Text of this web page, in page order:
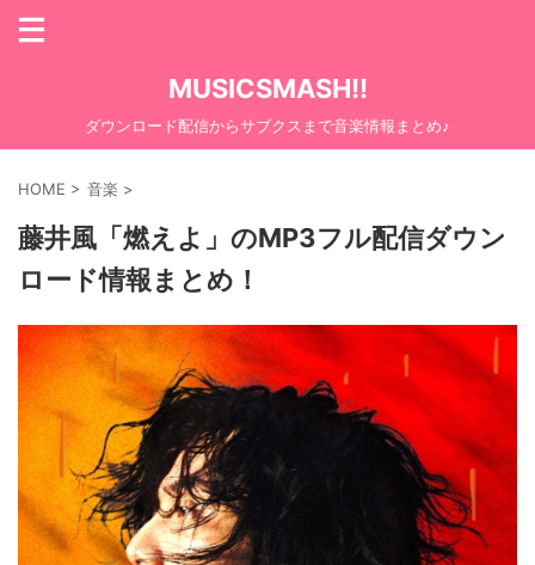
MUSICSMASH!!
ダウンロード配信からサブクスまで音楽情報まとめ♪
HOME > 音楽 >
藤井風「燃えよ」のMP3フル配信ダウン
ロード情報まとめ！